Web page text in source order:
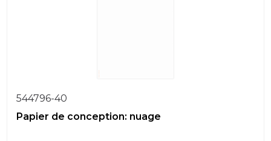
544796-40
Papier de conception: nuage